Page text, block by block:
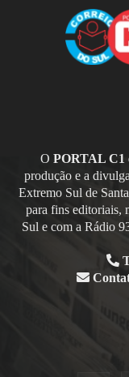
O PORTAL C1
produção e a
Extremo Sul de
para fins editoriais,
Sul e com a Rádio